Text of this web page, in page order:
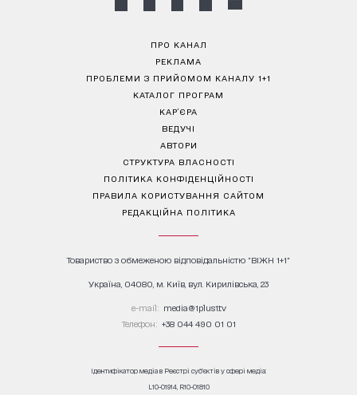
ПРО КАНАЛ
РЕКЛАМА
ПРОБЛЕМИ З ПРИЙОМОМ КАНАЛУ 1+1
КАТАЛОГ ПРОГРАМ
КАР’ЄРА
ВЕДУЧІ
АВТОРИ
СТРУКТУРА ВЛАСНОСТІ
ПОЛІТИКА КОНФІДЕНЦІЙНОСТІ
ПРАВИЛА КОРИСТУВАННЯ САЙТОМ
РЕДАКЦІЙНА ПОЛІТИКА
Товариство з обмеженою відповідальністю "ВІЖН 1+1"
Україна, 04080, м. Київ, вул. Кирилівська, 23
е-mail: media@1plus1.tv
Телефон: +38 044 490 01 01
Ідентифікатор медіа в Реєстрі суб’єктів у сфері медіа:
L10-01914, R10-01810